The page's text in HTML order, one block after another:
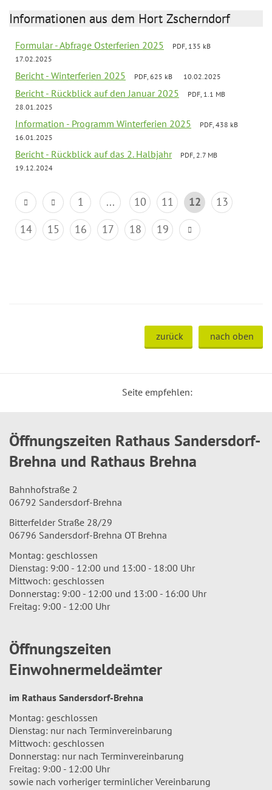
Informationen aus dem Hort Zscherndorf
Formular - Abfrage Osterferien 2025
PDF, 135 kB
17.02.2025
Bericht - Winterferien 2025 PDF, 625 kB 10.02.2025
Bericht - Rückblick auf den Januar 2025
PDF, 1.1 MB
28.01.2025
Information - Programm Winterferien 2025
PDF, 438 kB
16.01.2025
Bericht - Rückblick auf das 2. Halbjahr
PDF, 2.7 MB
19.12.2024
1 ... 10 11 12
13
14
15 16 17 18 19
zurück nach oben
Seite empfehlen:
Öffnungszeiten Rathaus Sandersdorf-
Brehna und Rathaus Brehna
Bahnhofstraße 2
06792 Sandersdorf-Brehna
Bitterfelder Straße 28/29
06796 Sandersdorf-Brehna OT Brehna
Montag: geschlossen
Dienstag: 9:00 - 12:00 und 13:00 - 18:00 Uhr
Mittwoch: geschlossen
Donnerstag: 9:00 - 12:00 und 13:00 - 16:00 Uhr
Freitag: 9:00 - 12:00 Uhr
Öffnungszeiten
Einwohnermeldeämter
im Rathaus Sandersdorf-Brehna
Montag: geschlossen
Dienstag: nur nach Terminvereinbarung
Mittwoch: geschlossen
Donnerstag: nur nach Terminvereinbarung
Freitag: 9:00 - 12:00 Uhr
sowie nach vorheriger terminlicher Vereinbarung